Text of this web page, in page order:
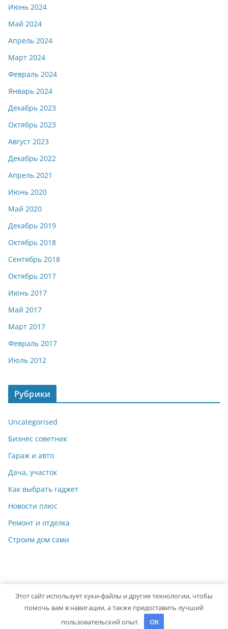
Июнь 2024
Май 2024
Апрель 2024
Март 2024
Февраль 2024
Январь 2024
Декабрь 2023
Октябрь 2023
Август 2023
Декабрь 2022
Апрель 2021
Июнь 2020
Май 2020
Декабрь 2019
Октябрь 2018
Сентябрь 2018
Октябрь 2017
Июнь 2017
Май 2017
Март 2017
Февраль 2017
Июль 2012
Рубрики
Uncategorised
Бизнес советник
Гараж и авто
Дача, участок
Как выбрать гаджет
Новости плюс
Ремонт и отделка
Строим дом сами
Copyright © 2026 Мастер на Все Руки. Powered byColorMag
Этот сайт использует куки-файлы и другие технологии, чтобы
помочь вам в навигации, а также предоставить лучший
пользовательский опыт.
OK